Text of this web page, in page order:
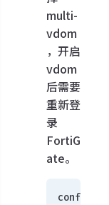
multi-
vdom
，开启
vdom
后需要
重新登
录
FortiG
ate。
conf